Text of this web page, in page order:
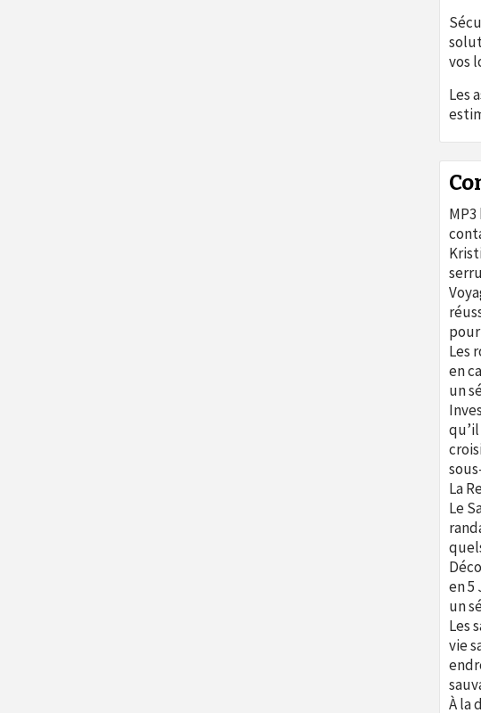
vos
Les
Les
en
un
La
Le
en 5
un
Les
vie
À la